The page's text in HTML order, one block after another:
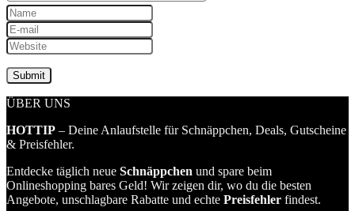
ÜBER UNS
HOTTIP – Deine Anlaufstelle für Schnäppchen, Deals, Gutscheine
& Preisfehler.
Entdecke täglich neue Schnäppchen und spare beim
Onlineshopping bares Geld! Wir zeigen dir, wo du die besten
Angebote, unschlagbare Rabatte und echte Preisfehler findest.